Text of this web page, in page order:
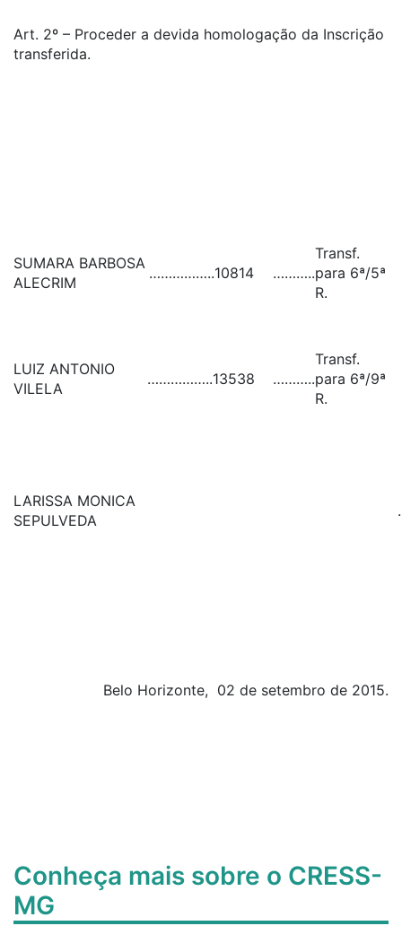
Art. 2º – Proceder a devida homologação da Inscrição
transferida.
SUMARA BARBOSA
ALECRIM
……………..10814 ………..
Transf.
para 6ª/5ª
R.
LUIZ ANTONIO
VILELA
……………..13538 ………..
Transf.
para 6ª/9ª
R.
LARISSA MONICA
SEPULVEDA
Belo Horizonte, 02 de setembro de 2015.
Conheça mais sobre o CRESS-
MG